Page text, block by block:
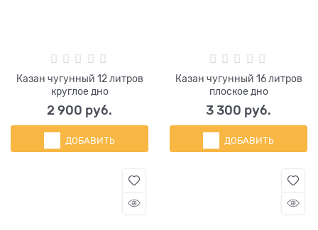
Казан чугунный 12 литров
круглое дно
2 900 руб.
ДОБАВИТЬ
Казан чугунный 16 литров
плоское дно
3 300 руб.
ДОБАВИТЬ